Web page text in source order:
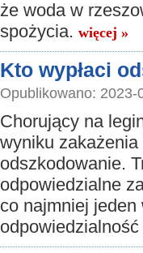
że woda w
spożycia. więcej »
Kto wypłaci
Opublikowano:
Chorujący na
wyniku
odszkodowanie.
odpowiedzialne
co najmniej